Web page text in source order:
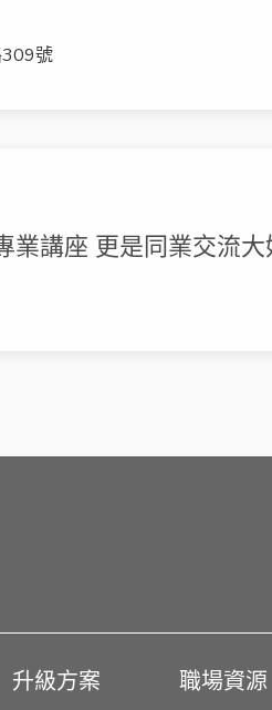
309號
業講座 更是同業交流大
升級方案 職場資源